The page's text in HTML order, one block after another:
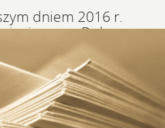
dniem 2016 r.
życie nowe Dobre
Notowanych na
(DPSN).